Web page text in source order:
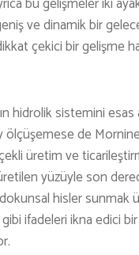
ve dinamik bir
çekici bir
hidrolik sistemini
de
üretim ve
yüzüyle son
hisler sunmak
ifadeleri ikna edici